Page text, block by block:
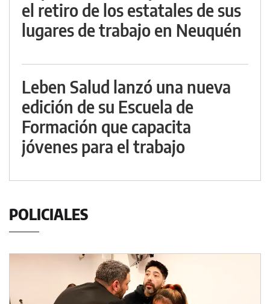
el retiro de los estatales de sus
lugares de trabajo en Neuquén
Leben Salud lanzó una nueva
edición de su Escuela de
Formación que capacita
jóvenes para el trabajo
POLICIALES